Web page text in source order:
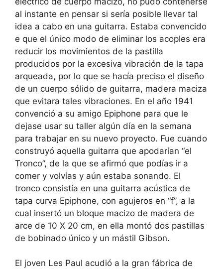
al instante en pensar si sería posible llevar tal
idea a cabo en una guitarra. Estaba convencido
e que el único modo de eliminar los acoples era
reducir los movimientos de la pastilla
producidos por la excesiva vibración de la tapa
arqueada, por lo que se hacía preciso el diseño
de un cuerpo sólido de guitarra, madera maciza
que evitara tales vibraciones. En el año 1941
convenció a su amigo Epiphone para que le
dejase usar su taller algún día en la semana
para trabajar en su nuevo proyecto. Fue cuando
construyó aquella guitarra que apodarían “el
Tronco”, de la que se afirmó que podías ir a
comer y volvías y aún estaba sonando. El
tronco consistía en una guitarra acústica de
tapa curva Epiphone, con agujeros en “f”, a la
cual insertó un bloque macizo de madera de
arce de 10 X 20 cm, en ella montó dos pastillas
de bobinado único y un mástil Gibson.
El joven Les Paul acudió a la gran fábrica de